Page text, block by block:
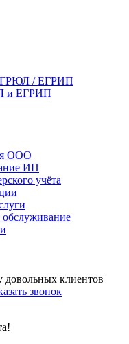
/ ЕГРИП
и ЕГРИП
ООО
ИП
учёта
обслуживание
довольных клиентов
звонок